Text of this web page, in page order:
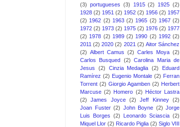
(3) portugueses (3) 1915 (2) 1925 (2)
1928 (2) 1951 (2) 1952 (2) 1956 (2) 1957
(2) 1962 (2) 1963 (2) 1965 (2) 1967 (2)
1972 (2) 1973 (2) 1975 (2) 1976 (2) 1977
(2) 1978 (2) 1989 (2) 1990 (2) 1992 (2)
2011 (2) 2020 (2) 2021 (2) Aitor Sánchez
(2) Albert Camus (2) Carles Moya (2)
Carlos Busqued (2)
Carolina Maria de
Jesus
(2) Cinzia Medaglia (2)
Eduard
Ramírez (2) Eugenio Montale (2) Ferran
Torrent (2) Giorgio Agamben (2) Herbert
Marcuse (2) Homero (2) Héctor Lastra
(2)
James Joyce (2) Jeff Kinney
(2)
Joan Fuster (2) John Boyne (2) Jorge
Luis Borges (2) Leonardo Sciascia (2)
Miquel Llor (2) Ricardo Piglia (2) Siglo VIII